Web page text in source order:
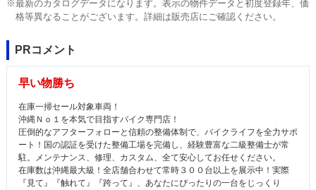
※最新のカタログデータになります。表示の物件データと初度登録年、価
格等異なることがございます。詳細は販売店にご確認ください。
PRコメント
早い物勝ち
在庫一掃セール対象車両！
沖縄Ｎｏ１を本気で目指すバイク専門店！
圧倒的なアフターフォローと信頼の整備体制で、バイクライフを全力サポ
ート！国の認証を受けた整備工場を完備し、経験豊富な二級整備士が常
駐。メンテナンス、修理、カスタム、全て安心してお任せください。
在庫数は沖縄最大級！全店舗合わせて常時３００台以上を展示中！実際
『見て』『触れて』『跨って』、あなたにぴったりの一台をじっくり